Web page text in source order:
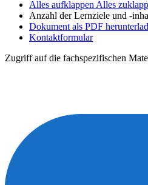
Alles aufklappen Alles
Anzahl der Lernziele und -
Dokument als PDF
Kontaktformular
Zugriff auf die fachspezifischen